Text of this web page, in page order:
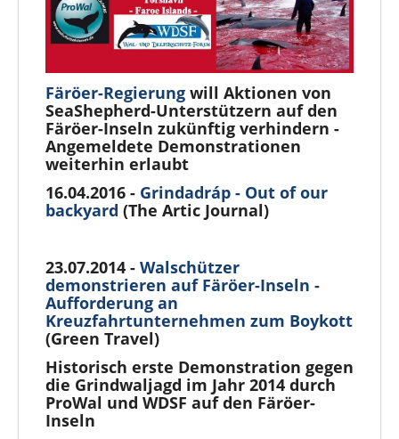
Färöer-Regierung will Aktionen von
SeaShepherd-Unterstützern auf den
Färöer-Inseln zukünftig verhindern -
Angemeldete Demonstrationen
weiterhin erlaubt
16.04.2016 - Grindadráp - Out of our
backyard (The Artic Journal)
23.07.2014 - Walschützer
demonstrieren auf Färöer-Inseln -
Aufforderung an
Kreuzfahrtunternehmen zum Boykott
(Green Travel)
Historisch erste Demonstration gegen
die Grindwaljagd im Jahr 2014 durch
ProWal und WDSF auf den Färöer-
Inseln